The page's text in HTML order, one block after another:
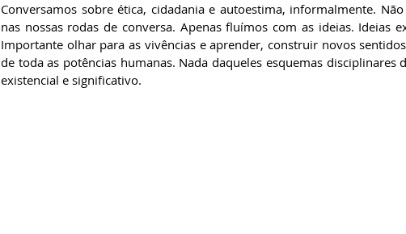
Conversamos sobre ética, cidadania e autoestima, informalmente.
nas nossas rodas de conversa. Apenas fluímos com as ideias. Ideias
Importante olhar para as vivências e aprender, construir novos
de toda as potências humanas. Nada daqueles esquemas disciplinares
existencial e significativo.